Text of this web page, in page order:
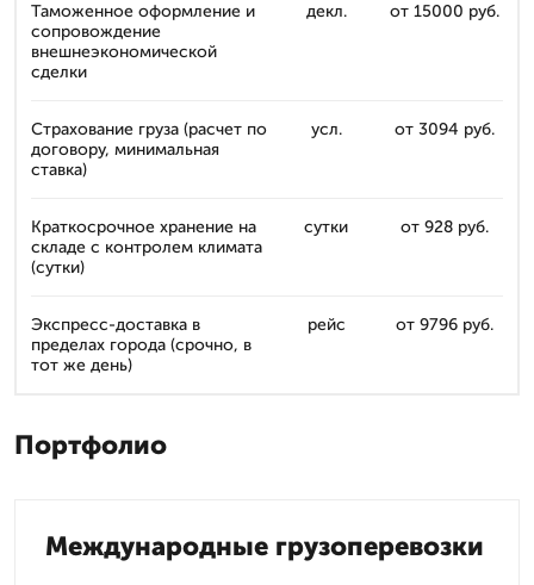
Таможенное оформление и
сопровождение
внешнеэкономической
сделки
декл. от 15000 руб.
Страхование груза (расчет по
договору, минимальная
ставка)
усл. от 3094 руб.
Краткосрочное хранение на
складе с контролем климата
(сутки)
сутки от 928 руб.
Экспресс-доставка в
пределах города (срочно, в
тот же день)
рейс от 9796 руб.
Портфолио
Международные грузоперевозки